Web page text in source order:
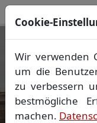
Ihr
Wir
Lageplan
Vorheriges Bild
Cookie-
Wir verwenden
um die
zu verbessern
bestmögliche
machen.